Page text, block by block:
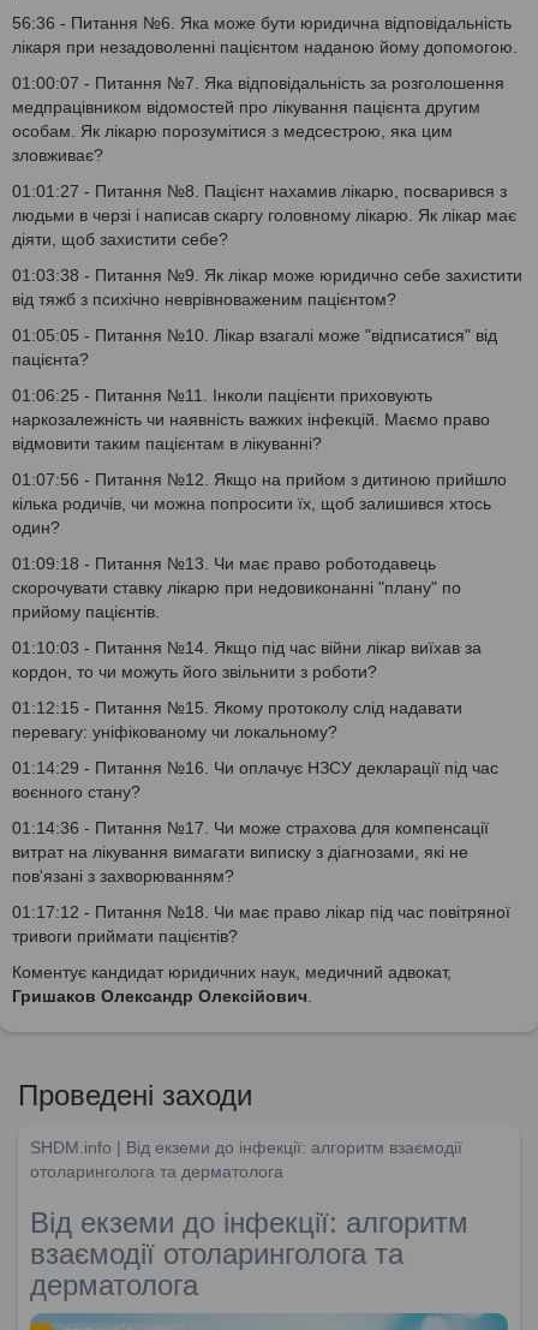
56:36 - Питання №6. Яка може бути юридична відповідальність
лікаря при незадоволенні пацієнтом наданою йому допомогою.
01:00:07 - Питання №7. Яка відповідальність за розголошення
медпрацівником відомостей про лікування пацієнта другим
особам. Як лікарю порозумітися з медсестрою, яка цим
зловживає?
01:01:27 - Питання №8. Пацієнт нахамив лікарю, посварився з
людьми в черзі і написав скаргу головному лікарю. Як лікар має
діяти, щоб захистити себе?
01:03:38 - Питання №9. Як лікар може юридично себе захистити
від тяжб з психічно неврівноваженим пацієнтом?
01:05:05 - Питання №10. Лікар взагалі може "відписатися" від
пацієнта?
01:06:25 - Питання №11. Інколи пацієнти приховують
наркозалежність чи наявність важких інфекцій. Маємо право
відмовити таким пацієнтам в лікуванні?
01:07:56 - Питання №12. Якщо на прийом з дитиною прийшло
кілька родичів, чи можна попросити їх, щоб залишився хтось
один?
01:09:18 - Питання №13. Чи має право роботодавець
скорочувати ставку лікарю при недовиконанні "плану" по
прийому пацієнтів.
01:10:03 - Питання №14. Якщо під час війни лікар виїхав за
кордон, то чи можуть його звільнити з роботи?
01:12:15 - Питання №15. Якому протоколу слід надавати
перевагу: уніфікованому чи локальному?
01:14:29 - Питання №16. Чи оплачує НЗСУ декларації під час
воєнного стану?
01:14:36 - Питання №17. Чи може страхова для компенсації
витрат на лікування вимагати виписку з діагнозами, які не
пов'язані з захворюванням?
01:17:12 - Питання №18. Чи має право лікар під час повітряної
тривоги приймати пацієнтів?
Коментує кандидат юридичних наук, медичний адвокат,
Гришаков Олександр Олексійович
Проведені заходи
SHDM.info | Від екземи до інфекції: алгоритм взаємодії
отоларинголога та дерматолога
Від екземи до інфекції: алгоритм
взаємодії отоларинголога та
дерматолога